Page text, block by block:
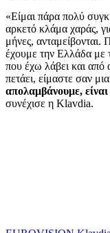
«Είμαι πάρα πολύ
αρκετό κλάμα χαράς,
μήνες, ανταμείβονται.
έχουμε την Ελλάδα με
που έχω λάβει και από
πετάει, είμαστε σαν
απολαμβάνουμε,
συνέχισε η Klavdia.